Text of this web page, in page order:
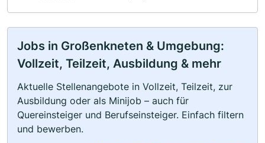
Jobs in Großenkneten & Umgebung:
Vollzeit, Teilzeit, Ausbildung & mehr
Aktuelle Stellenangebote in Vollzeit, Teilzeit, zur
Ausbildung oder als Minijob – auch für
Quereinsteiger und Berufseinsteiger. Einfach filtern
und bewerben.